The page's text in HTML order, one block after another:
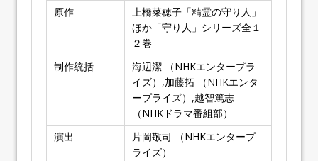
原作
上橋菜穂子「精霊の守り人」
ほか「守り人」シリーズ全１
２巻
制作統括
海辺潔 （NHKエンタープラ
イズ）,加藤拓 （NHKエンタ
ープライズ）,越智篤志
（NHKドラマ番組部）
演出
片岡敬司 （NHKエンタープ
ライズ）